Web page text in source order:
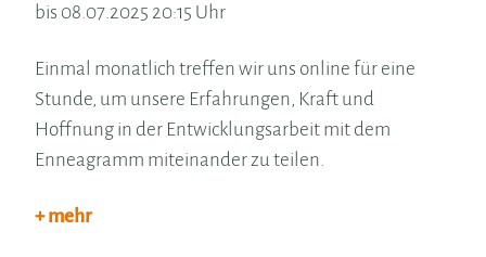
bis 08.07.2025 20:15 Uhr
Einmal monatlich treffen wir uns online für eine
Stunde, um unsere Erfahrungen, Kraft und
Hoffnung in der Entwicklungsarbeit mit dem
Enneagramm miteinander zu teilen.
+ mehr